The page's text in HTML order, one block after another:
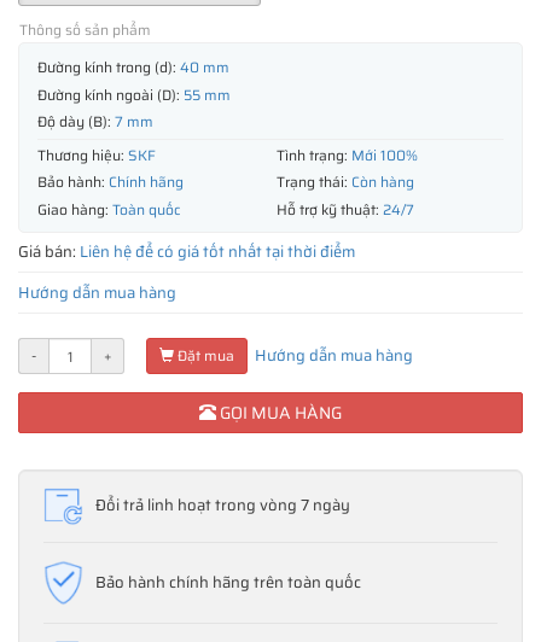
Thông số sản phẩm
Đường kính trong (d): 40 mm
Đường kính ngoài (D): 55 mm
Độ dày (B): 7 mm
Thương hiệu: SKF Tình trạng: Mới 100%
Bảo hành: Chính hãng Trạng thái: Còn hàng
Giao hàng: Toàn quốc Hỗ trợ kỹ thuật: 24/7
Giá bán: Liên hệ để có giá tốt nhất tại thời điểm
Hướng dẫn mua hàng
- + Đặt mua Hướng dẫn mua hàng
GỌI MUA HÀNG
Đổi trả linh hoạt trong vòng 7 ngày
Bảo hành chính hãng trên toàn quốc